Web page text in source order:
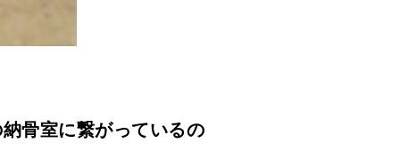
骨室に繋がっているの